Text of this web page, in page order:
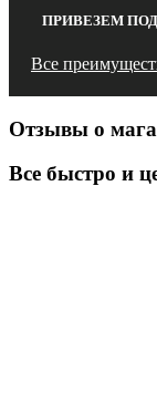
ПРИВЕЗЕМ
Все
Отзывы о
Все быстро и